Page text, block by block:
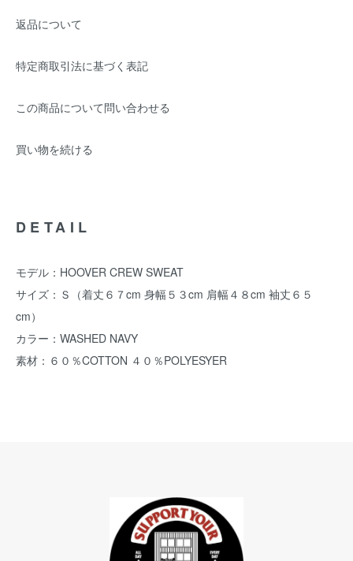
返品について
特定商取引法に基づく表記
この商品について問い合わせる
買い物を続ける
DETAIL
モデル：HOOVER CREW SWEAT
サイズ：Ｓ（着丈６７cm 身幅５３cm 肩幅４８cm 袖丈６５
cm）
カラー：WASHED NAVY
素材：６０％COTTON ４０％POLYESYER